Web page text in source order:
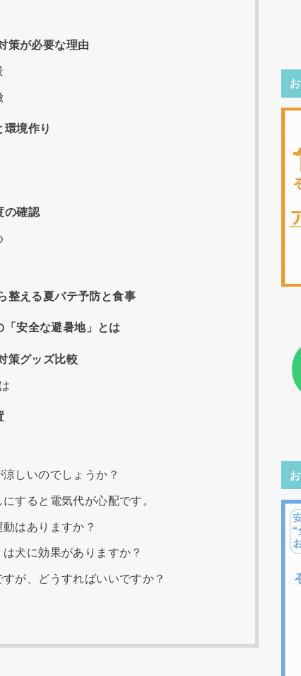
策が必要な理由
環境作り
の確認
整える夏バテ予防と食事
安全な避暑地」とは
策グッズ比較
しいのでしょうか？
すると電気代が心配です。
はありますか？
犬に効果がありますか？
が、どうすればいいですか？